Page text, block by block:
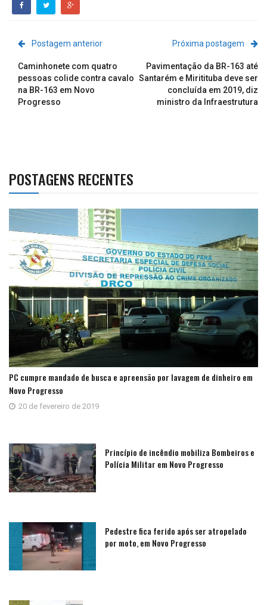
Postagem anterior
Caminhonete com quatro
pessoas colide contra cavalo
na BR-163 em Novo
Progresso
Próxima postagem
Pavimentação da BR-163 até
Santarém e Miritituba deve ser
concluída em 2019, diz
ministro da Infraestrutura
POSTAGENS RECENTES
PC cumpre mandado de busca e apreensão por lavagem de dinheiro em
Novo Progresso
20 de fevereiro de 2019
Princípio de incêndio mobiliza Bombeiros e
Polícia Militar em Novo Progresso
Pedestre fica ferido após ser atropelado
por moto, em Novo Progresso